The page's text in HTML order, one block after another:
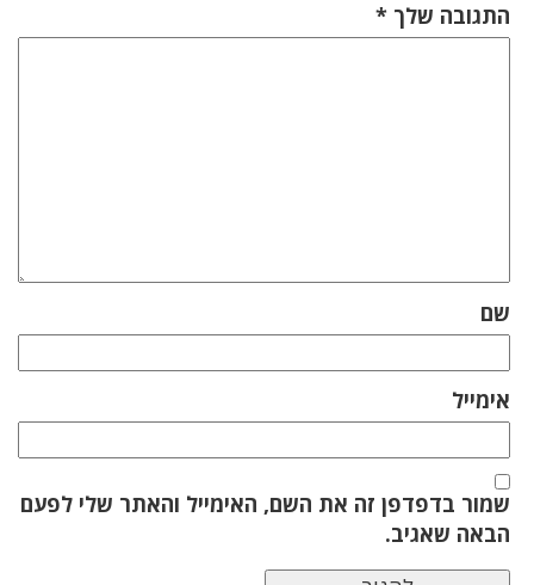
התגובה שלך *
שם
אימייל
שמור בדפדפן זה את השם, האימייל והאתר שלי לפעם
הבאה שאגיב.